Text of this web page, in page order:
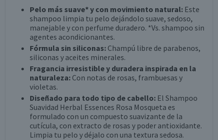
Pelo más suave*y con movimiento natural: Este
shampoo limpia tu pelo dejándolo suave, sedoso,
manejable y con perfume duradero. *Vs. shampoo sin
agentes acondicionantes.
Fórmula sin siliconas: Champú libre de parabenos,
siliconas y aceites minerales.
Fragancia irresistible y duradera inspirada en la
naturaleza: Con notas de rosas, frambuesas y
violetas.
Diseñado para todo tipo de cabello: El Shampoo
Suavidad Herbal Essences Rosa Mosqueta es
formulado con un compuesto suavizante de la
cutícula, con extracto de rosas y poder antioxidante.
Limpia tu pelo y déjalo con una textura sedosa.